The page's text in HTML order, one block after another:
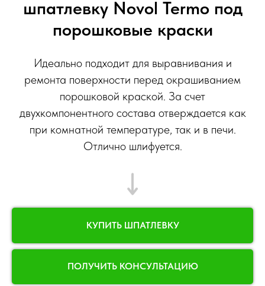
шпатлевку Novol Termo под
порошковые краски
Идеально подходит для выравнивания и
ремонта поверхности перед окрашиванием
порошковой краской. За счет
двухкомпонентного состава отверждается как
при комнатной температуре, так и в печи.
Отлично шлифуется.
КУПИТЬ ШПАТЛЕВКУ
ПОЛУЧИТЬ КОНСУЛЬТАЦИЮ